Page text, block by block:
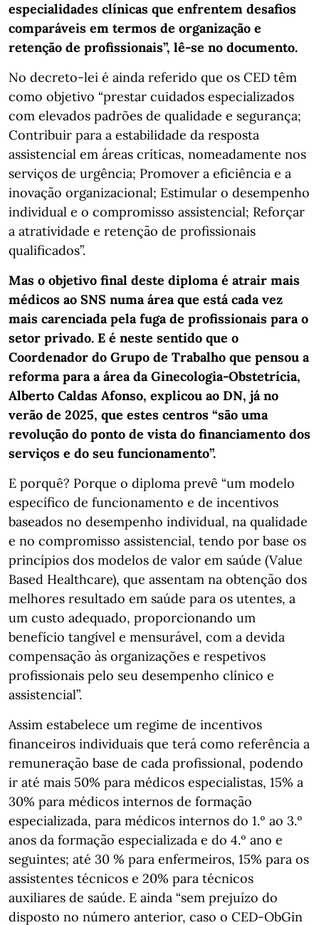
especialidades clínicas que enfrentem desafios
comparáveis em termos de organização e
retenção de profissionais”, lê-se no documento.
No decreto-lei é ainda referido que os CED têm
como objetivo “prestar cuidados especializados
com elevados padrões de qualidade e segurança;
Contribuir para a estabilidade da resposta
assistencial em áreas críticas, nomeadamente nos
serviços de urgência; Promover a eficiência e a
inovação organizacional; Estimular o desempenho
individual e o compromisso assistencial; Reforçar
a atratividade e retenção de profissionais
qualificados”.
Mas o objetivo final deste diploma é atrair mais
médicos ao SNS numa área que está cada vez
mais carenciada pela fuga de profissionais para o
setor privado. E é neste sentido que o
Coordenador do Grupo de Trabalho que pensou a
reforma para a área da Ginecologia-Obstetrícia,
Alberto Caldas Afonso, explicou ao DN, já no
verão de 2025, que estes centros “são uma
revolução do ponto de vista do financiamento dos
serviços e do seu funcionamento”.
E porquê? Porque o diploma prevê “um modelo
específico de funcionamento e de incentivos
baseados no desempenho individual, na qualidade
e no compromisso assistencial, tendo por base os
princípios dos modelos de valor em saúde (Value
Based Healthcare), que assentam na obtenção dos
melhores resultado em saúde para os utentes, a
um custo adequado, proporcionando um
benefício tangível e mensurável, com a devida
compensação às organizações e respetivos
profissionais pelo seu desempenho clínico e
assistencial”.
Assim estabelece um regime de incentivos
financeiros individuais que terá como referência a
remuneração base de cada profissional, podendo
ir até mais 50% para médicos especialistas, 15% a
30% para médicos internos de formação
especializada, para médicos internos do 1.º ao 3.º
anos da formação especializada e do 4.º ano e
seguintes; até 30 % para enfermeiros, 15% para os
assistentes técnicos e 20% para técnicos
auxiliares de saúde. E ainda “sem prejuízo do
disposto no número anterior, caso o CED-ObGin